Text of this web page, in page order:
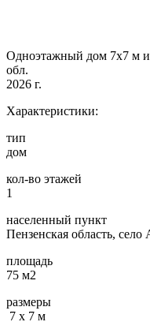
Одноэтажный дом 7х7 м
обл.
2026 г.
Характеристики:
тип
дом
кол-во этажей
1
населенный пункт
Пензенская область, село
площадь
75 м2
размеры
7 х 7 м